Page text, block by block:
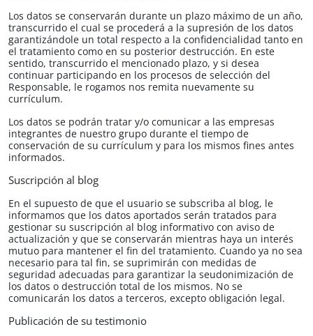
Los datos se conservarán durante un plazo máximo de un año,
transcurrido el cual se procederá a la supresión de los datos
garantizándole un total respecto a la confidencialidad tanto en
el tratamiento como en su posterior destrucción. En este
sentido, transcurrido el mencionado plazo, y si desea
continuar participando en los procesos de selección del
Responsable, le rogamos nos remita nuevamente su
currículum.
Los datos se podrán tratar y/o comunicar a las empresas
integrantes de nuestro grupo durante el tiempo de
conservación de su currículum y para los mismos fines antes
informados.
Suscripción al blog
En el supuesto de que el usuario se subscriba al blog, le
informamos que los datos aportados serán tratados para
gestionar su suscripción al blog informativo con aviso de
actualización y que se conservarán mientras haya un interés
mutuo para mantener el fin del tratamiento. Cuando ya no sea
necesario para tal fin, se suprimirán con medidas de
seguridad adecuadas para garantizar la seudonimización de
los datos o destrucción total de los mismos. No se
comunicarán los datos a terceros, excepto obligación legal.
Publicación de su testimonio